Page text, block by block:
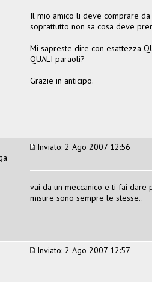
Il mio amico li deve comprare
soprattutto non sa cosa deve
Mi sapreste dire con esattezza
QUALI paraoli?
Grazie in anticipo.
Inviato: 2 Ago 2007 12:56
vai da un meccanico e ti fai
misure sono sempre le stesse..
Inviato: 2 Ago 2007 12:57